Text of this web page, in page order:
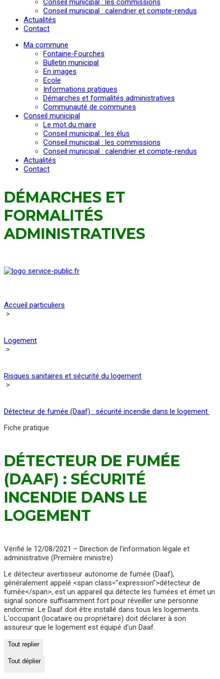
Conseil municipal : les commissions
Conseil municipal : calendrier et compte-rendus
Actualités
Contact
Ma commune
Fontaine-Fourches
Bulletin municipal
En images
Ecole
Informations pratiques
Démarches et formalités administratives
Communauté de communes
Conseil municipal
Le mot du maire
Conseil municipal : les élus
Conseil municipal : les commissions
Conseil municipal : calendrier et compte-rendus
Actualités
Contact
DÉMARCHES ET
FORMALITÉS
ADMINISTRATIVES
Accueil particuliers
>
Logement
>
Risques sanitaires et sécurité du logement
>
Détecteur de fumée (Daaf) : sécurité incendie dans le logement
Fiche pratique
DÉTECTEUR DE FUMÉE
(DAAF) : SÉCURITÉ
INCENDIE DANS LE
LOGEMENT
Vérifié le 12/08/2021 – Direction de l'information légale et
administrative (Première ministre)
Le détecteur avertisseur autonome de fumée (Daaf),
généralement appelé <span class="expression">détecteur de
fumée</span>, est un appareil qui détecte les fumées et émet un
signal sonore suffisamment fort pour réveiller une personne
endormie. Le Daaf doit être installé dans tous les logements.
L'occupant (locataire ou propriétaire) doit déclarer à son
assureur que le logement est équipé d'un Daaf.
Tout replier
Tout déplier